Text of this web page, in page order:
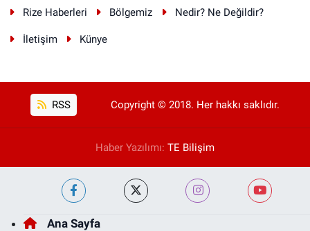
Rize Haberleri Bölgemiz Nedir? Ne Değildir?
İletişim Künye
RSS Copyright © 2018. Her hakkı saklıdır.
Haber Yazılımı: TE Bilişim
Ana Sayfa